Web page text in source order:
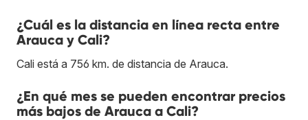
¿Cuál es la distancia en línea recta entre
Arauca y Cali?
Cali está a 756 km. de distancia de Arauca.
¿En qué mes se pueden encontrar precios
más bajos de Arauca a Cali?